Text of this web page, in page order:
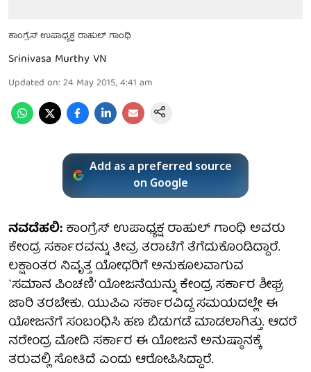
ಕಾಂಗ್ರೆಸ್ ಉಪಾಧ್ಯಕ್ಷ ರಾಹುಲ್ ಗಾಂಧಿ
Srinivasa Murthy VN
Updated on: 24 May 2015, 4:41 am
Add as a preferred source
on Google
ನವದೆಹಲಿ:ಕಾಂಗ್ರೆಸ್ ಉಪಾಧ್ಯಕ್ಷ ರಾಹುಲ್ ಗಾಂಧಿ ಅವರು
ಕೇಂದ್ರ ಸರ್ಕಾರವನ್ನು ತೀವ್ರ ತರಾಟೆಗೆ ತೆಗೆದುಕೊಂಡಿದ್ದಾರೆ.
ಲಕ್ಷಾಂತರ ನಿವೃತ್ತ ಯೋಧರಿಗೆ ಅನುಕೂಲವಾಗುವ
`ಸಮಾನ ಪಿಂಚಣಿ' ಯೋಜನೆಯನ್ನು ಕೇಂದ್ರ ಸರ್ಕಾರ ಶೀಘ್ರ
ಜಾರಿ ತರಬೇಕು. ಯುಪಿಎ ಸರ್ಕಾರವಿದ್ದ ಸಮಯದಲ್ಲೇ ಈ
ಯೋಜನೆಗೆ ಸಂಬಂಧಿಸಿ ಹಣ ಬಿಡುಗಡೆ ಮಾಡಲಾಗಿತ್ತು. ಆದರೆ
ನರೇಂದ್ರ ಮೋದಿ ಸರ್ಕಾರ ಈ ಯೋಜನೆ ಅನುಷ್ಠಾನಕ್ಕೆ
ತರುವಲ್ಲಿ ಸೋತಿದೆ ಎಂದು ಆರೋಪಿಸಿದ್ದಾರೆ.